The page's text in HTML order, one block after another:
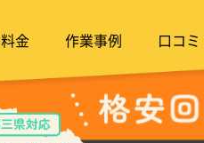
料金 作業事例 口コミ